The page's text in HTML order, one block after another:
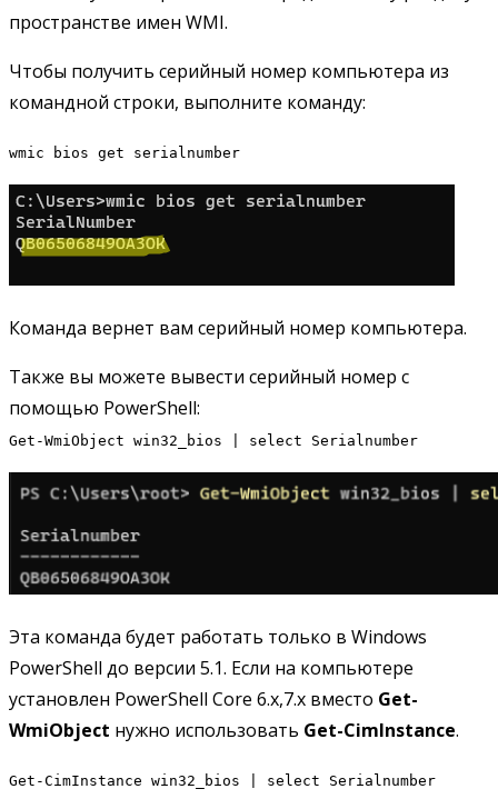
пространстве имен WMI.
Чтобы получить серийный номер компьютера из
командной строки, выполните команду:
wmic bios get serialnumber
Команда вернет вам серийный номер компьютера.
Также вы можете вывести серийный номер с
помощью PowerShell:
Get-WmiObject win32_bios | select Serialnumber
Эта команда будет работать только в Windows
PowerShell до версии 5.1. Если на компьютере
установлен PowerShell Core 6.x,7.x вместо Get-
WmiObject нужно использовать Get-CimInstance.
Get-CimInstance win32_bios | select Serialnumber